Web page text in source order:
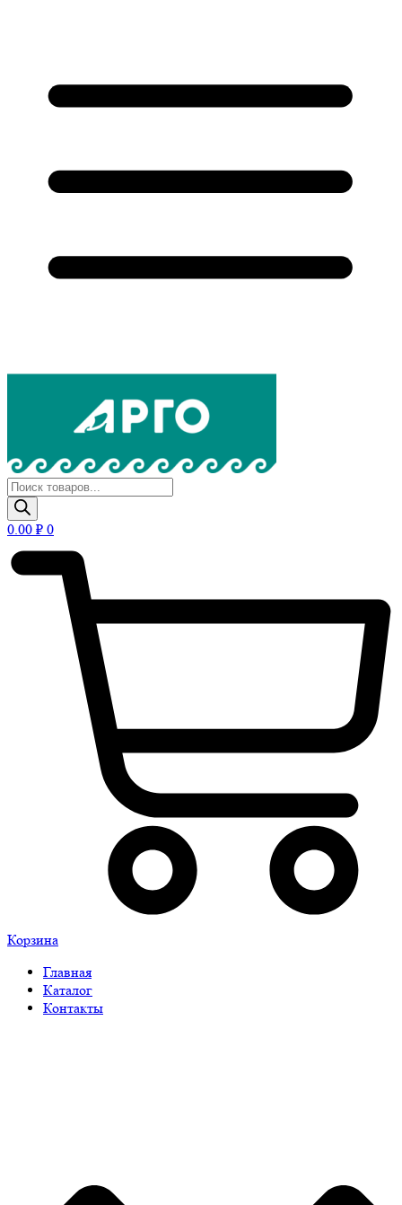
Поиск
товаров
0.00 ₽ 0
Корзина
Главная
Каталог
Контакты